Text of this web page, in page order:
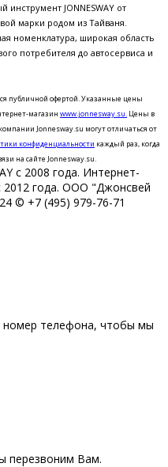
JONNESWAY от
марки родом из Тайваня.
номенклатура, широкая область
потребителя до автосервиса и
публичной офертой. Указанные цены
магазин www.jonnesway.su. Цены в
Jonnesway.su могут отличаться от
конфиденциальности каждый раз, когда
на сайте Jonnesway.su.
с 2008 года. Интернет-
2012 года. ООО "Джонсвей
© +7 (495) 979-76-71
номер телефона, чтобы мы
перезвоним Вам.